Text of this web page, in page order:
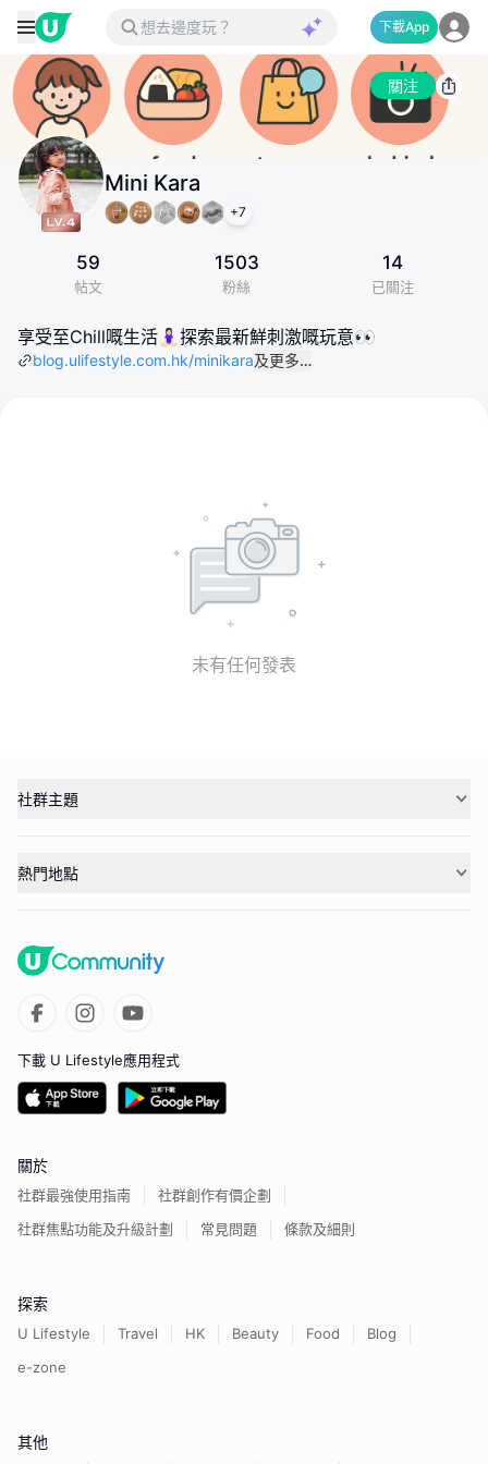
下載App
關注
Mini Kara
+7
59
帖文
1503
粉絲
14
已關注
享受至Chill嘅生活🧘🏻‍♀️探索最新鮮刺激嘅玩意👀
blog.ulifestyle.com.hk/minikara及更多…
未有任何發表
社群主題
熱門地點
下載 U Lifestyle應用程式
關於
社群最強使用指南
社群創作有價企劃
社群焦點功能及升級計劃
常見問題 條款及細則
探索
U Lifestyle Travel HK Beauty Food
Blog
e-zone
其他